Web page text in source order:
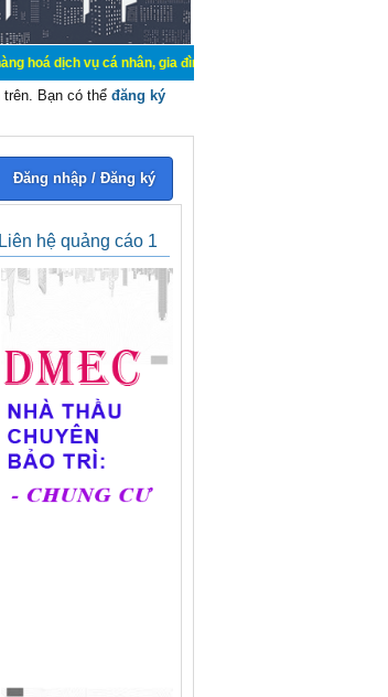
cá nhân, gia đình. Mua bán, ký gửi, cho thuê thiết bị hệ
trên. Bạn có thể đăng ký
Đăng nhập / Đăng ký
Liên hệ quảng cáo 1